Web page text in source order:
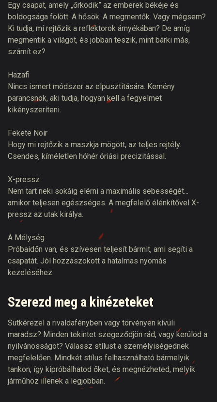
Egy csapat, amely „őrködik” az emberek békéje és
boldogsága fölött. A hősök. A megmentők. Vagy mégsem?
Ki tudja, mi rejtőzik a reflektorok árnyékában? De amíg
megmentik a világot, és jobban teszik, mint bárki más,
számít ez?
Hazafi
Nincs ismert módszer az elpusztítására. Kemény
parancsnok, aki tudja, hogyan kell a fegyelmet
kikényszeríteni.
Fekete Noir
Hogy mi rejtőzik a maszkja mögött, az teljes rejtély.
Csendes, kíméletlen hóhér óriási precizitással.
X-pressz
Nem tart neki sokáig elérni a maximális sebességét...
amikor teljesen egészséges. A megfelelő élénkítővel X-
pressz az utak királya.
A Mélység
Próbaidőn van, és szívesen teljesít bármit, ami segíti a
csapatát. Jól hozzászokott a hatalmas nyomás
kezeléséhez.
Szerezd meg a kinézeteket
Sütkérezel a rivaldafényben vagy törvényen kívüli
maradsz? Minden tekintet szegeződjön rád, vagy kerülöd a
nyilvánosságot? Válassz stílust a személyiségednek
megfelelően. Mindkét stílus felhasználható bármelyik
tankon, így kipróbálhatod őket, és megnézheted, melyik
járműhöz illenek a legjobban.